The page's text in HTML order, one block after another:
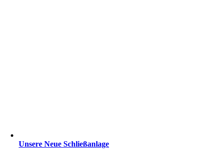
Unsere Neue Schließanlage